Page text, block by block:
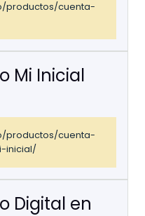
productos/cuenta-
Mi Inicial
productos/cuenta-
inicial/
Digital en